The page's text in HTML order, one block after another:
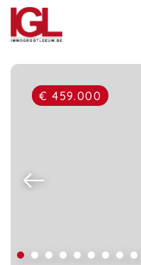
€ 459.000